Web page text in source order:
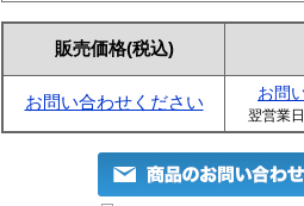
販売価格(税込)
お問い合わせください お問
翌営業